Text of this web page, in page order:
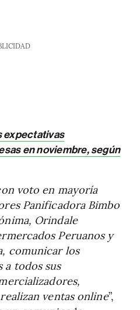
expectativas
en noviembre, según
voto en mayoría
Panificadora Bimbo
Orindale
Peruanos y
comunicar los
a todos sus
ventas online”,